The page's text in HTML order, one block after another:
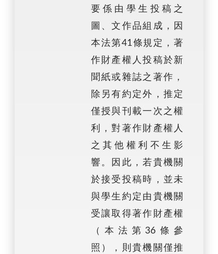
要係由學生投稿之
圖、文作品組成，因
本法第41條規定，著
作財產權人投稿於新
聞紙或雜誌之著作，
除另有約定外，推定
僅授與刊載一次之權
利，對著作財產權人
之其他權利不生影
響。因此，若貴機關
於接受投稿時，並未
與學生約定由貴機關
受讓取得著作財產權
（本法第36條參
照），則貴機關僅推